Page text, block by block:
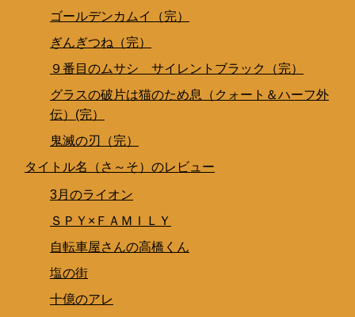
ゴールデンカムイ（完）
ぎんぎつね（完）
９番目のムサシ サイレントブラック（完）
グラスの破片は猫のため息（クォート＆ハーフ外
伝）(完）
鬼滅の刃（完）
タイトル名（さ～そ）のレビュー
3月のライオン
ＳＰＹ×ＦＡＭＩＬＹ
自転車屋さんの高橋くん
塩の街
十億のアレ